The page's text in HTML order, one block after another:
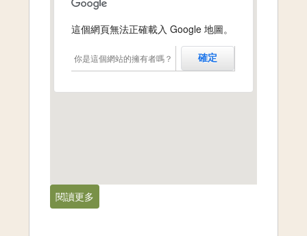
這個網頁無法正確載入 Google 地圖。
你是這個網站的擁有者嗎？ 確定
閱讀更多